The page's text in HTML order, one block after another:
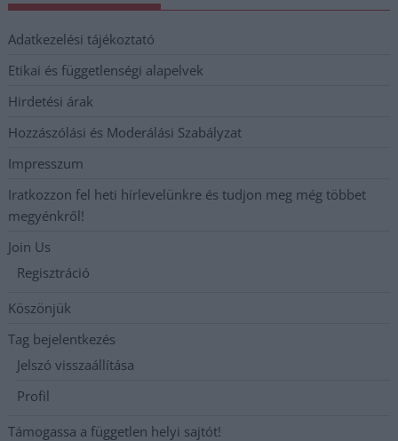
Adatkezelési tájékoztató
Etikai és függetlenségi alapelvek
Hirdetési árak
Hozzászólási és Moderálási Szabályzat
Impresszum
Iratkozzon fel heti hírlevelünkre és tudjon meg még többet
megyénkről!
Join Us
Regisztráció
Köszönjük
Tag bejelentkezés
Jelszó visszaállítása
Profil
Támogassa a független helyi sajtót!